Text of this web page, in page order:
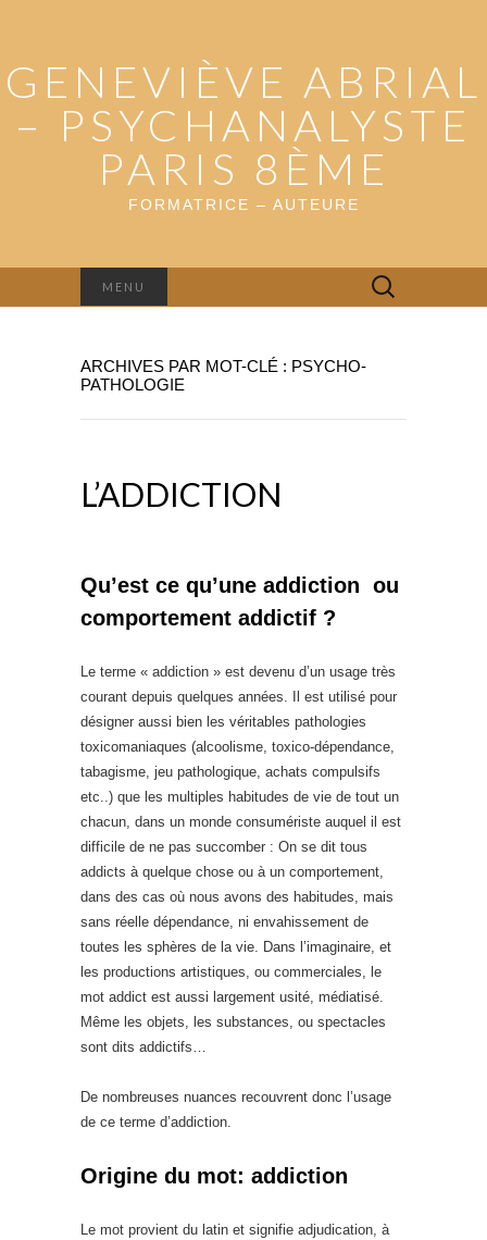
GENEVIÈVE ABRIAL
– PSYCHANALYSTE
PARIS 8ÈME
FORMATRICE – AUTEURE
MENU Rechercher :
ARCHIVES PAR MOT-CLÉ : PSYCHO-
PATHOLOGIE
L’ADDICTION
Qu’est ce qu’une addiction ou
comportement addictif ?
Le terme « addiction » est devenu d’un usage très
courant depuis quelques années. Il est utilisé pour
désigner aussi bien les véritables pathologies
toxicomaniaques (alcoolisme, toxico-dépendance,
tabagisme, jeu pathologique, achats compulsifs
etc..) que les multiples habitudes de vie de tout un
chacun, dans un monde consumériste auquel il est
difficile de ne pas succomber : On se dit tous
addicts à quelque chose ou à un comportement,
dans des cas où nous avons des habitudes, mais
sans réelle dépendance, ni envahissement de
toutes les sphères de la vie. Dans l’imaginaire, et
les productions artistiques, ou commerciales, le
mot addict est aussi largement usité, médiatisé.
Même les objets, les substances, ou spectacles
sont dits addictifs…
De nombreuses nuances recouvrent donc l’usage
de ce terme d’addiction.
Origine du mot: addiction
Le mot provient du latin et signifie adjudication, à